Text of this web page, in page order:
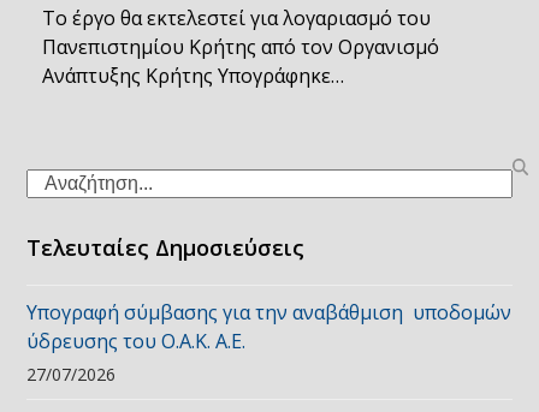
Το έργο θα εκτελεστεί για λογαριασμό του
Πανεπιστημίου Κρήτης από τον Οργανισμό
Ανάπτυξης Κρήτης Υπογράφηκε…
Search
Τελευταίες Δημοσιεύσεις
Υπογραφή σύμβασης για την αναβάθμιση υποδομών
ύδρευσης του Ο.Α.Κ. Α.Ε.
27/07/2026